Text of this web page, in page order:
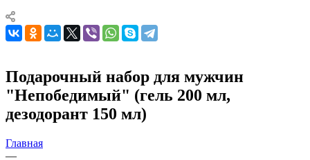
Подарочный набор для мужчин
"Непобедимый" (гель 200 мл,
дезодорант 150 мл)
Главная
—